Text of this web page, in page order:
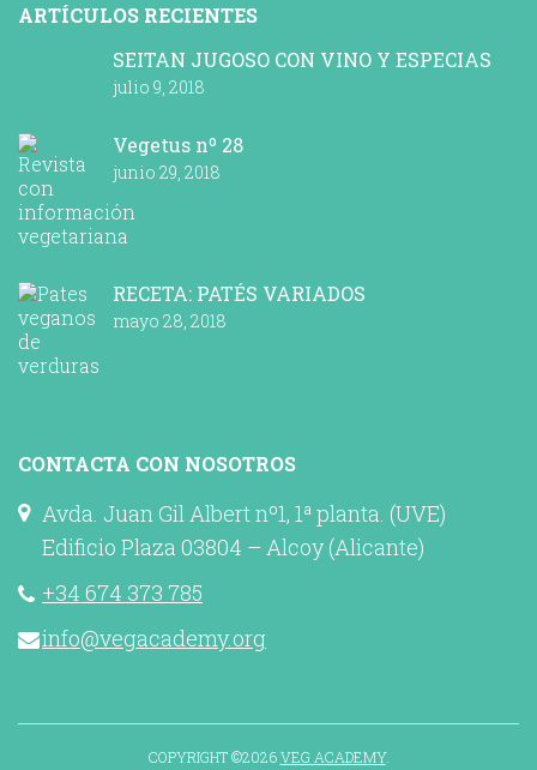
ARTÍCULOS RECIENTES
SEITAN JUGOSO CON VINO Y ESPECIAS
julio 9, 2018
Vegetus nº 28
junio 29, 2018
RECETA: PATÉS VARIADOS
mayo 28, 2018
CONTACTA CON NOSOTROS
Avda. Juan Gil Albert nº1, 1ª planta. (UVE)
Edificio Plaza 03804 – Alcoy (Alicante)
+34 674 373 785
info@vegacademy.org
COPYRIGHT ©2026VEG ACADEMY.